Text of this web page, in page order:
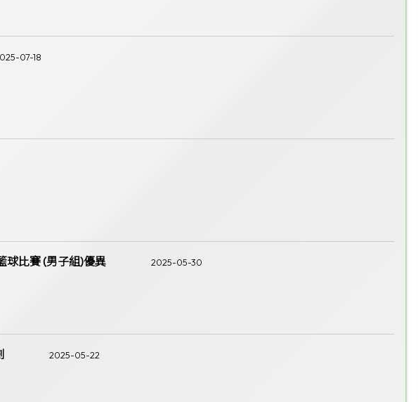
07-18
球比賽 (男子組)優異 2025-05-30
2025-05-22